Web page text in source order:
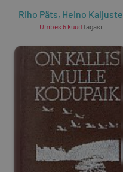
Riho Päts, Heino Kaljuste
Umbes 5 kuud tagasi